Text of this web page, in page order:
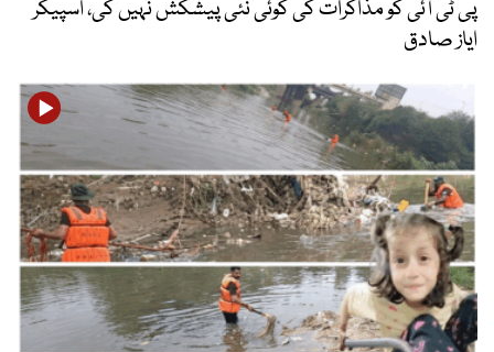
پی ٹی آئی کو مذاکرات کی کوئی نئی پیشکش نہیں کی، اسپیکر
ایاز صادق